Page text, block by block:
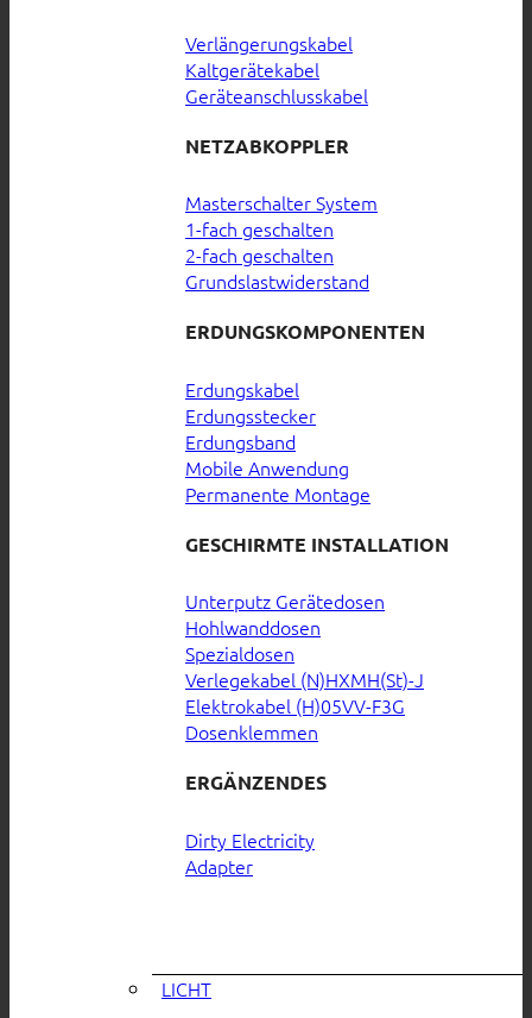
Verlängerungskabel
Kaltgerätekabel
Geräteanschlusskabel
NETZABKOPPLER
Masterschalter System
1-fach geschalten
2-fach geschalten
Grundslastwiderstand
ERDUNGSKOMPONENTEN
Erdungskabel
Erdungsstecker
Erdungsband
Mobile Anwendung
Permanente Montage
GESCHIRMTE INSTALLATION
Unterputz Gerätedosen
Hohlwanddosen
Spezialdosen
Verlegekabel (N)HXMH(St)-J
Elektrokabel (H)05VV-F3G
Dosenklemmen
ERGÄNZENDES
Dirty Electricity
Adapter
LICHT